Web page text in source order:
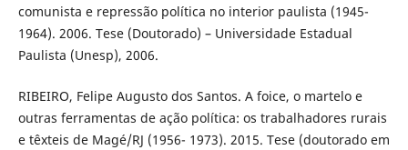
comunista e repressão política no interior paulista (1945-
1964). 2006. Tese (Doutorado) – Universidade Estadual
Paulista (Unesp), 2006.
RIBEIRO, Felipe Augusto dos Santos. A foice, o martelo e
outras ferramentas de ação política: os trabalhadores rurais
e têxteis de Magé/RJ (1956- 1973). 2015. Tese (doutorado em